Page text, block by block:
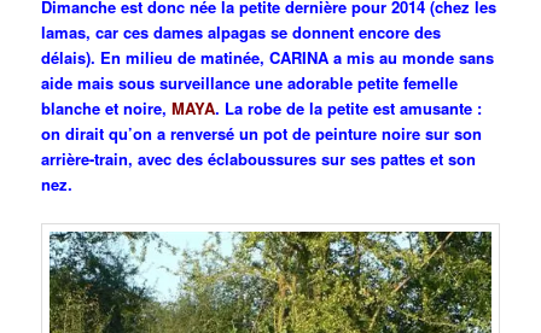
Dimanche est donc née la petite dernière pour 2014 (chez les
lamas, car ces dames alpagas se donnent encore des
délais). En milieu de matinée, CARINA a mis au monde sans
aide mais sous surveillance une adorable petite femelle
blanche et noire,MAYA. La robe de la petite est amusante :
on dirait qu’on a renversé un pot de peinture noire sur son
arrière-train, avec des éclaboussures sur ses pattes et son
nez.